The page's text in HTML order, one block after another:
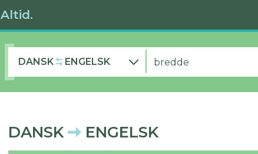
Altid.
DANSK ENGELSK
DANSK ENGELSK